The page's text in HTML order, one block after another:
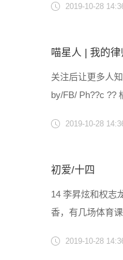
2019-10-28
喵星人 | 我的
关注后让更多人
by/FB/ Ph??c ??
2019-10-28
初爱/十四
14 李昇炫和权志
香，有几场体育
2019-10-28